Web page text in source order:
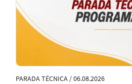
PARADA TÉCNICA / 06.08.2026